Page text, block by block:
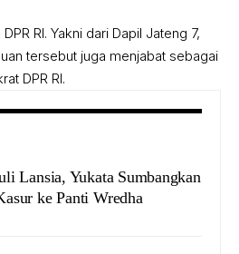
RI. Yakni dari Dapil Jateng 7,
tersebut juga menjabat sebagai
DPR RI.
Lansia, Yukata Sumbangkan
ke Panti Wredha